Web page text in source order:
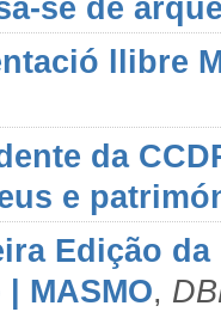
se de
llibre
da
e
Edição
| MASMO,